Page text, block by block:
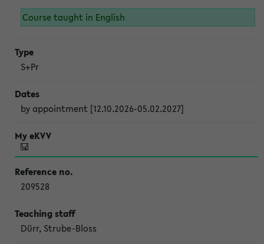
Course taught in English
S+Pr
by appointment [12.10.2026-05.02.2027]
209528
Dürr, Strube-Bloss